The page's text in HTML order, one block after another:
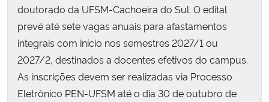
Secretaria-Geral
Secretaria de Governo
Gabinete de Segurança Institucional
doutorado da UFSM-Cachoeira do Sul. O edital
prevê até sete vagas anuais para afastamentos
integrais com início nos semestres 2027/1 ou
2027/2, destinados a docentes efetivos do campus.
As inscrições devem ser realizadas via Processo
Eletrônico PEN-UFSM até o dia 30 de outubro de